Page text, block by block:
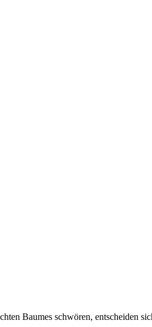
Baumes schwören, entscheiden